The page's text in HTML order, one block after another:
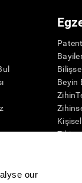
our
Patent
Beyin